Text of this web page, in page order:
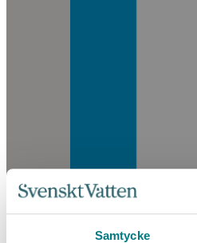
Samtycke
Silver Leaching – A